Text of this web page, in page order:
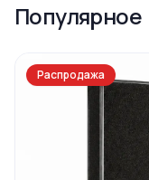
Ограда 6
Популярное
Распродажа